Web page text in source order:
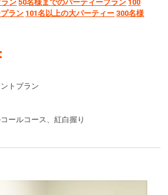
ン 50名様までのパーティープラン 100
ラン 101名以上の大パーティー 300名様
トプラン
ールコース、紅白握り